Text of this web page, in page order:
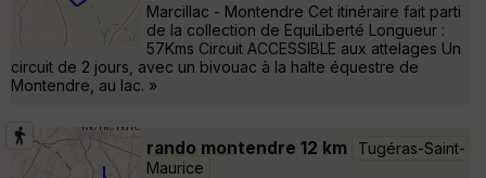
Marcillac - Montendre Cet itinéraire fait parti
de la collection de EquiLiberté Longueur :
57Kms Circuit ACCESSIBLE aux attelages Un
circuit de 2 jours, avec un bivouac à la halte équestre de
Montendre, au lac. »
rando montendre 12 km
Tugéras-Saint-
Maurice